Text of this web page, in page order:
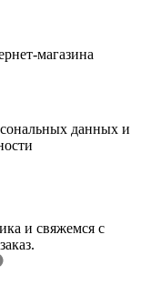
магазина
данных и
и свяжемся с